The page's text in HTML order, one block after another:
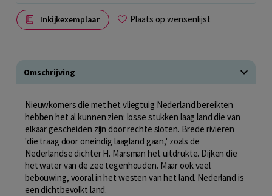
Inkijkexemplaar Plaats op wensenlijst
Omschrijving
Nieuwkomers die met het vliegtuig Nederland bereikten
hebben het al kunnen zien: losse stukken laag land die van
elkaar gescheiden zijn door rechte sloten. Brede rivieren
'die traag door oneindig laagland gaan,' zoals de
Nederlandse dichter H. Marsman het uitdrukte. Dijken die
het water van de zee tegenhouden. Maar ook veel
bebouwing, vooral in het westen van het land. Nederland is
een dichtbevolkt land.